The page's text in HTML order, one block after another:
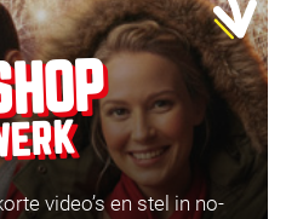
video’s en stel in no-